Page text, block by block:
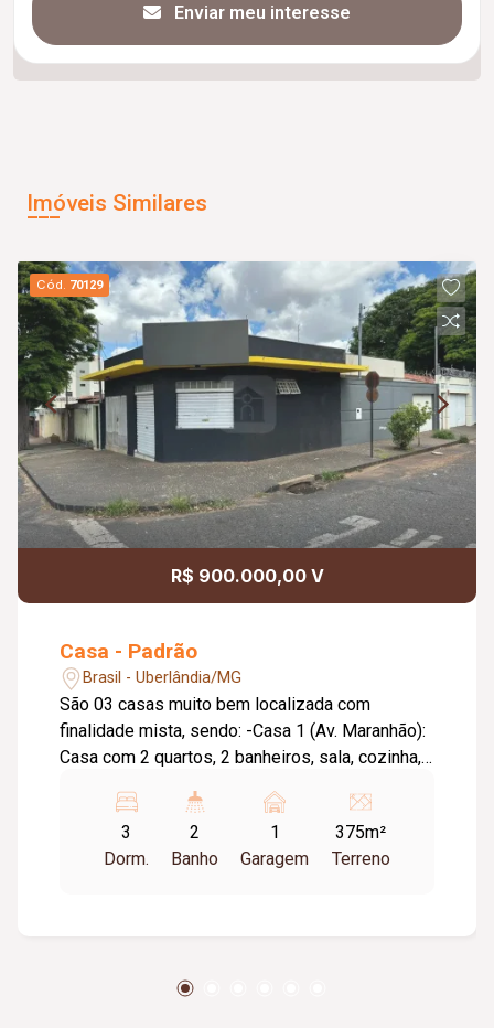
Enviar meu interesse
Imóveis Similares
Cód. 70129
R$ 900.000,00 V
Casa - Padrão
Brasil - Uberlândia/MG
São 03 casas muito bem localizada com
finalidade mista, sendo: -Casa 1 (Av. Maranhão):
Casa com 2 quartos, 2 banheiros, sala, cozinha,
Casa 2 (Casa da esquina Av. Maranhão x R. Rio
de Janeiro): 1 ponto comercial com banheiro.
Casa com 2 quartos, 2 banheiros, sala, copa,
gourmet com churrasqueira e balcão. Vaga para
3
Dorm.
2
Banho
1
Garagem
375m²
Terreno